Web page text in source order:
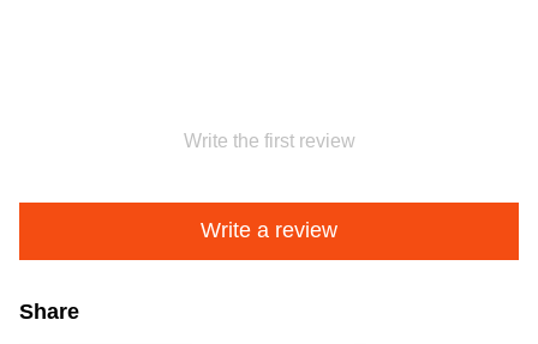
Write the first review
Write a review
Share